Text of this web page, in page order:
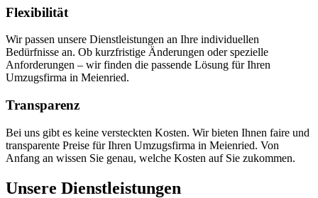
Flexibilität
Wir passen unsere Dienstleistungen an Ihre individuellen
Bedürfnisse an. Ob kurzfristige Änderungen oder spezielle
Anforderungen – wir finden die passende Lösung für Ihren
Umzugsfirma in Meienried.
Transparenz
Bei uns gibt es keine versteckten Kosten. Wir bieten Ihnen faire und
transparente Preise für Ihren Umzugsfirma in Meienried. Von
Anfang an wissen Sie genau, welche Kosten auf Sie zukommen.
Unsere Dienstleistungen